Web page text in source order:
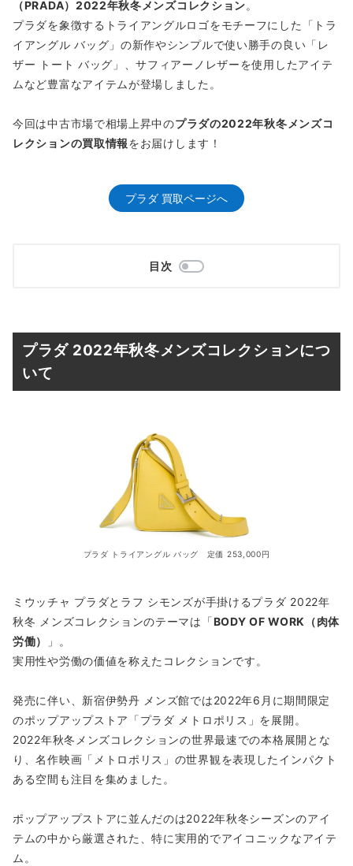
（PRADA）2022年秋冬メンズコレクション。
プラダを象徴するトライアングルロゴをモチーフにした「トラ
イアングル バッグ」の新作やシンプルで使い勝手の良い「レ
ザー トート バッグ」、サフィアーノレザーを使用したアイテ
ムなど豊富なアイテムが登場しました。
今回は中古市場で相場上昇中のプラダの2022年秋冬メンズコ
レクションの買取情報をお届けします！
プラダ 買取ページへ
目次
プラダ 2022年秋冬メンズコレクションにつ
いて
プラダ トライアングル バッグ 定価 253,000円
ミウッチャ プラダとラフ シモンズが⼿掛けるプラダ 2022年
秋冬 メンズコレクションのテーマは「BODY OF WORK（肉体
労働）
」。
実用性や労働の価値を称えたコレクションです。
発売に伴い、新宿伊勢丹 メンズ館では2022年6月に期間限定
のポップアップストア「プラダ メトロポリス」を展開。
2022年秋冬メンズコレクションの世界最速での本格展開とな
り、名作映画「メトロポリス」の世界観を表現したインパクト
ある空間も注目を集めました。
ポップアップストアに並んだのは2022年秋冬シーズンのアイ
テムの中から厳選された、特に実用的でアイコニックなアイテ
ム。